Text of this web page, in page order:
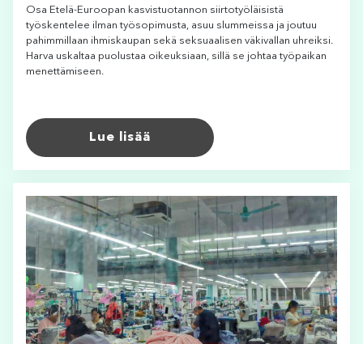
Osa Etelä-Euroopan kasvistuotannon siirtotyöläisistä
työskentelee ilman työsopimusta, asuu slummeissa ja joutuu
pahimmillaan ihmiskaupan sekä seksuaalisen väkivallan uhreiksi.
Harva uskaltaa puolustaa oikeuksiaan, sillä se johtaa työpaikan
menettämiseen.
Lue lisää